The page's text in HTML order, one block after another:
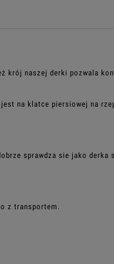
krój naszej derki pozwala
na klatce piersiowej na
sprawdza sie jako derka
z transportem.